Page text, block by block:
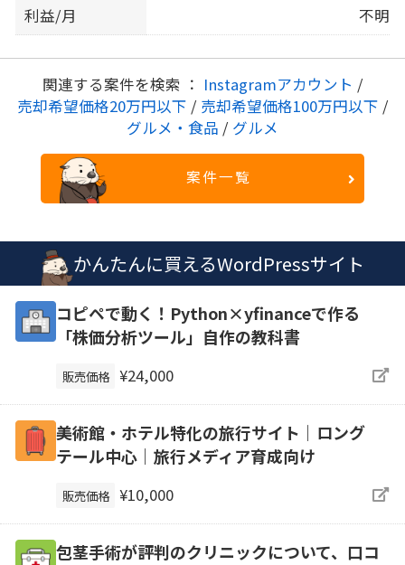
利益/月
不明
関連する案件を検索 ： Instagramアカウント /
売却希望価格20万円以下 / 売却希望価格100万円以下 /
グルメ・食品 / グルメ
案件一覧
かんたんに買えるWordPressサイト
コピペで動く！Python×yfinanceで作る
「株価分析ツール」自作の教科書
販売価格 ¥24,000
美術館・ホテル特化の旅行サイト｜ロング
テール中心｜旅行メディア育成向け
販売価格 ¥10,000
包茎手術が評判のクリニックについて、口コ